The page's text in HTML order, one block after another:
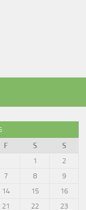
F S
S
1
2
7 8
9
14 15
16
21 22
23